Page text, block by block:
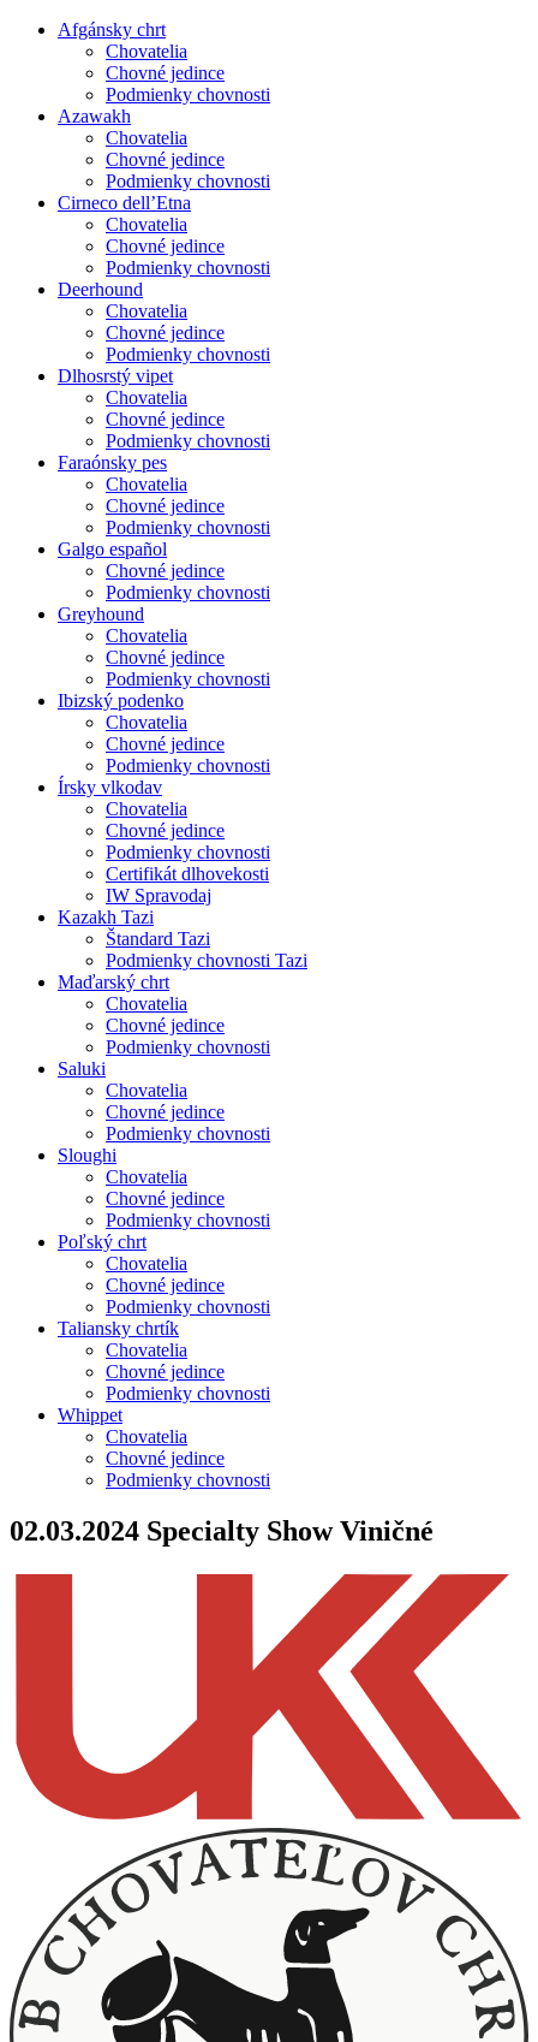
Afgánsky chrt
Chovatelia
Chovné jedince
Podmienky chovnosti
Azawakh
Chovatelia
Chovné jedince
Podmienky chovnosti
Cirneco dell’Etna
Chovatelia
Chovné jedince
Podmienky chovnosti
Deerhound
Chovatelia
Chovné jedince
Podmienky chovnosti
Dlhosrstý vipet
Chovatelia
Chovné jedince
Podmienky chovnosti
Faraónsky pes
Chovatelia
Chovné jedince
Podmienky chovnosti
Galgo español
Chovné jedince
Podmienky chovnosti
Greyhound
Chovatelia
Chovné jedince
Podmienky chovnosti
Ibizský podenko
Chovatelia
Chovné jedince
Podmienky chovnosti
Írsky vlkodav
Chovatelia
Chovné jedince
Podmienky chovnosti
Certifikát dlhovekosti
IW Spravodaj
Kazakh Tazi
Štandard Tazi
Podmienky chovnosti Tazi
Maďarský chrt
Chovatelia
Chovné jedince
Podmienky chovnosti
Saluki
Chovatelia
Chovné jedince
Podmienky chovnosti
Sloughi
Chovatelia
Chovné jedince
Podmienky chovnosti
Poľský chrt
Chovatelia
Chovné jedince
Podmienky chovnosti
Taliansky chrtík
Chovatelia
Chovné jedince
Podmienky chovnosti
Whippet
Chovatelia
Chovné jedince
Podmienky chovnosti
02.03.2024 Specialty Show Viničné